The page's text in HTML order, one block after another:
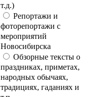
т.д.)
Репортажи и
фоторепортажи с
мероприятий
Новосибирска
Обзорные тексты о
праздниках, приметах,
народных обычаях,
традициях, гаданиях и